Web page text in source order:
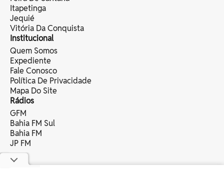
Itapetinga
Jequié
Vitória Da Conquista
Institucional
Quem Somos
Expediente
Fale Conosco
Política De Privacidade
Mapa Do Site
Rádios
GFM
Bahia FM Sul
Bahia FM
JP FM